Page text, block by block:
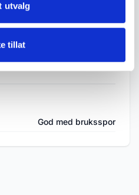
utvalg
tillat
rester av gammel
slitasje langs kanter.
God med bruksspor